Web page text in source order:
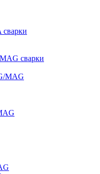
сварки
сварки
MAG